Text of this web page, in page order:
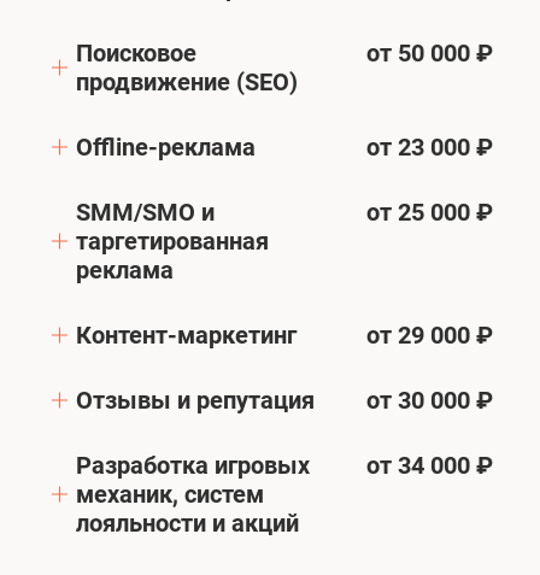
Поисковое
продвижение (SEO)
от 50 000 ₽
Offline-реклама от 23 000 ₽
SMM/SMO и
таргетированная
реклама
от 25 000 ₽
Контент-маркетинг от 29 000 ₽
Отзывы и репутация от 30 000 ₽
Разработка игровых
механик, систем
лояльности и акций
от 34 000 ₽